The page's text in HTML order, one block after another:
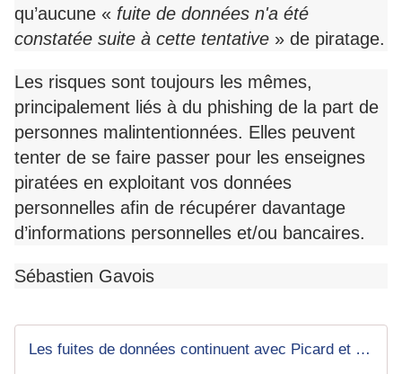
qu’aucune « fuite de données n'a été
constatée suite à cette tentative » de piratage.
Les risques sont toujours les mêmes,
principalement liés à du phishing de la part de
personnes malintentionnées. Elles peuvent
tenter de se faire passer pour les enseignes
piratées en exploitant vos données
personnelles afin de récupérer davantage
d’informations personnelles et/ou bancaires.
Sébastien Gavois
Les fuites de données continuent avec Picard et Molotov - Next